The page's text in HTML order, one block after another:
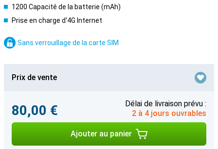
1200 Capacité de la batterie (mAh)
Prise en charge d'4G Internet
Sans verrouillage de la carte SIM
Prix de vente
80,00 €
Délai de livraison prévu :
2 à 4 jours ouvrables
Ajouter au panier